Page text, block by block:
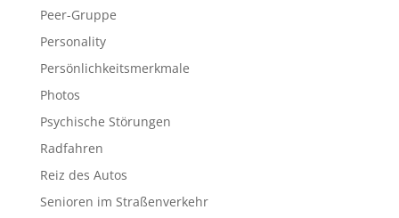
Peer-Gruppe
Personality
Persönlichkeitsmerkmale
Photos
Psychische Störungen
Radfahren
Reiz des Autos
Senioren im Straßenverkehr